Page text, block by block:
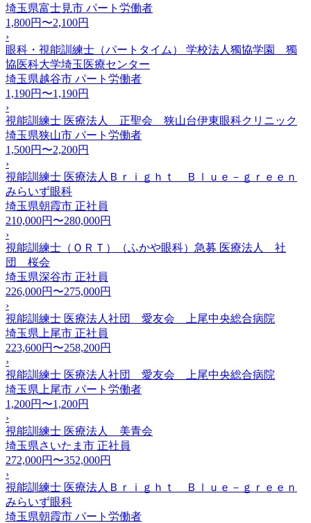
埼玉県富士見市 パート労働者
1,800円〜2,100円
›
眼科・視能訓練士（パートタイム） 学校法人獨協学園 獨
協医科大学埼玉医療センター
埼玉県越谷市 パート労働者
1,190円〜1,190円
›
視能訓練士 医療法人 正聖会 狭山台伊東眼科クリニック
埼玉県狭山市 パート労働者
1,500円〜2,200円
›
視能訓練士 医療法人Ｂｒｉｇｈｔ Ｂｌｕｅ－ｇｒｅｅｎ
みらいず眼科
埼玉県朝霞市 正社員
210,000円〜280,000円
›
視能訓練士（ＯＲＴ）（ふかや眼科）急募 医療法人 社
団 桜会
埼玉県深谷市 正社員
226,000円〜275,000円
›
視能訓練士 医療法人社団 愛友会 上尾中央総合病院
埼玉県上尾市 正社員
223,600円〜258,200円
›
視能訓練士 医療法人社団 愛友会 上尾中央総合病院
埼玉県上尾市 パート労働者
1,200円〜1,200円
›
視能訓練士 医療法人 美青会
埼玉県さいたま市 正社員
272,000円〜352,000円
›
視能訓練士 医療法人Ｂｒｉｇｈｔ Ｂｌｕｅ－ｇｒｅｅｎ
みらいず眼科
埼玉県朝霞市 パート労働者